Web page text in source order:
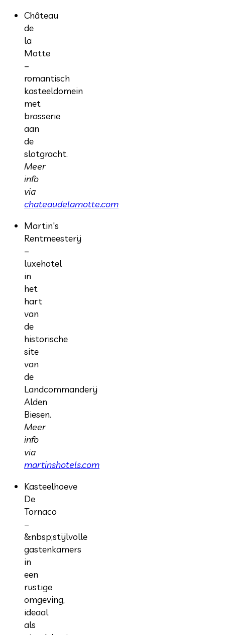
Château
de
la
Motte
–
romantisch
kasteeldomein
met
brasserie
aan
de
slotgracht.
Meer
info
via
chateaudelamotte.com
Martin's
Rentmeesterij
–
luxehotel
in
het
hart
van
de
historische
site
van
de
Landcommanderij
Alden
Biesen.
Meer
info
via
martinshotels.com
Kasteelhoeve
De
Tornaco
–
&nbsp;stijlvolle
gastenkamers
in
een
rustige
omgeving,
ideaal
als